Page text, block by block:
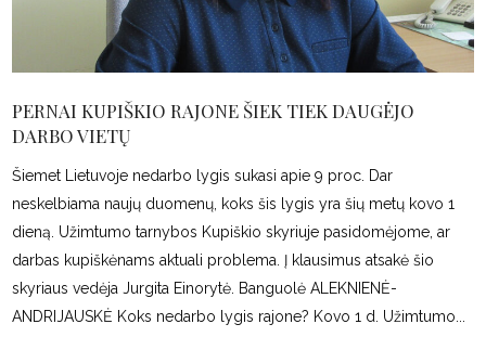
PERNAI KUPIŠKIO RAJONE ŠIEK TIEK DAUGĖJO
DARBO VIETŲ
Šiemet Lietuvoje nedarbo lygis sukasi apie 9 proc. Dar
neskelbiama naujų duomenų, koks šis lygis yra šių metų kovo 1
dieną. Užimtumo tarnybos Kupiškio skyriuje pasidomėjome, ar
darbas kupiškėnams aktuali problema. Į klausimus atsakė šio
skyriaus vedėja Jurgita Einorytė. Banguolė ALEKNIENĖ-
ANDRIJAUSKĖ Koks nedarbo lygis rajone? Kovo 1 d. Užimtumo